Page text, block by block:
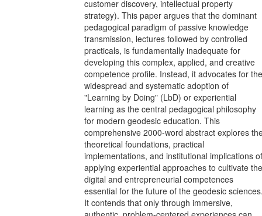
customer discovery, intellectual property
strategy). This paper argues that the dominant
pedagogical paradigm of passive knowledge
transmission, lectures followed by controlled
practicals, is fundamentally inadequate for
developing this complex, applied, and creative
competence profile. Instead, it advocates for the
widespread and systematic adoption of
"Learning by Doing" (LbD) or experiential
learning as the central pedagogical philosophy
for modern geodesic education. This
comprehensive 2000-word abstract explores
theoretical foundations, practical
implementations, and institutional implications of
applying experiential approaches to cultivate the
digital and entrepreneurial competences
essential for the future of the geodesic
It contends that only through immersive,